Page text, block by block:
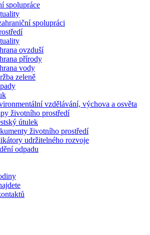
spolupráce
spolupráci
ovzduší
přírody
vody
zeleně
vzdělávání, výchova a osvěta
životního prostředí
útulek
životního prostředí
udržitelného rozvoje
odpadu